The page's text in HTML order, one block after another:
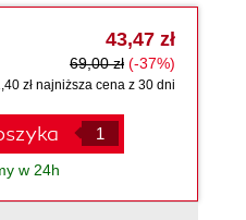
43,47 zł
69,00 zł (-37%)
zł najniższa cena z 30 dni
w 24h